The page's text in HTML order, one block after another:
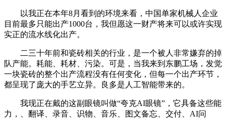
以我正在本年8月看到的环境来看，中国单家机械人企业
目前最多只能出产1000台，我但愿这一财产将来可以或许实现
实正的流水线化出产。
二三十年前和瓷砖相关的行业，是一个被人非常嫌弃的掉
队产能。耗能、耗材、污染。可是，当我来到东鹏工场，发觉
一块瓷砖的整个出产流程没有任何变化，但每一个出产环节，
都呈现了庞大的手艺立异。良多是人工智能带来的。
我现正在戴的这副眼镜叫做“夸克AI眼镜”，它具备这些能
力，、翻译、录音、识物、音乐、图文备忘、交付、AI问